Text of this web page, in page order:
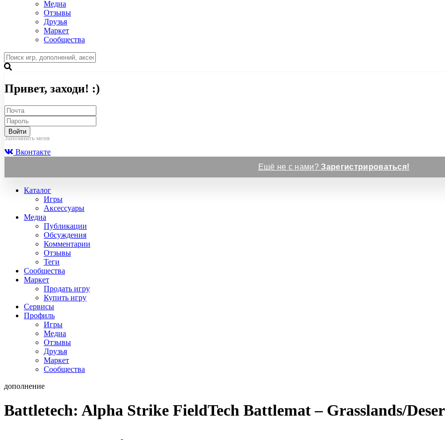
Медиа
Отзывы
Друзья
Маркет
Сообщества
Привет, заходи! :)
Войти
Запомнить меня
Вконтакте
Ещё не с нами?Зарегистрироваться!
Каталог
Игры
Аксессуары
Медиа
Публикации
Обсуждения
Комментарии
Отзывы
Теги
Сообщества
Маркет
Продать игру
Купить игру
Сервисы
Профиль
Игры
Медиа
Отзывы
Друзья
Маркет
Сообщества
дополнение
Battletech: Alpha Strike FieldTech Battlemat – Grasslands/